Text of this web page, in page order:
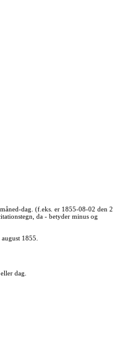
dag. (f.eks. er 1855-08-02 den 2.
da - betyder minus og
1855.
dag.